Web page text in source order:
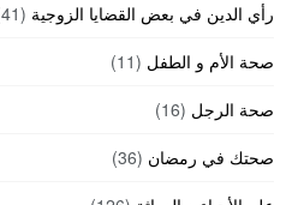
رأي الدين في بعض القضايا الزوجية (41)
صحة الأم و الطفل (11)
صحة الرجل (16)
صحتك في رمضان (36)